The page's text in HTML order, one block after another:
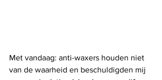
Met vandaag: anti-waxers houden niet
van de waarheid en beschuldigden mij